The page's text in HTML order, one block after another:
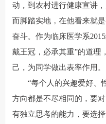
动，到农村进行健康宣讲
而脚踏实地，在他看来就
奋斗。作为临床医学系
戴王冠，必承其重”的道理
己，为同学做出表率作用。
“每个人的兴趣爱好、
方向都是不尽相同的，要
有独立思考的能力，要选